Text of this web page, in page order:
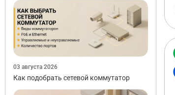
03 августа 2026
Как подобрать сетевой коммутатор